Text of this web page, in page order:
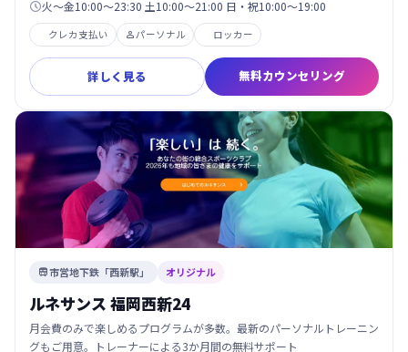
火～金10:00～23:30 土10:00～21:00 日・祝10:00～19:00
クレカ支払い パーソナル ロッカー
詳しく見る 無料カウンセリング
市営地下鉄「西新駅」 オリジナル
ルネサンス 福岡西新24
月会費のみで楽しめるプログラムが多数。最新のパーソナルトレーニン
グもご用意。トレーナーによる3か月間の無料サポート